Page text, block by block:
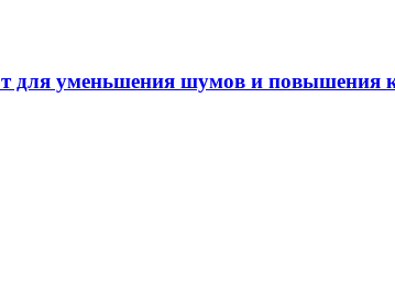
и повышения комфорта в автомобиле